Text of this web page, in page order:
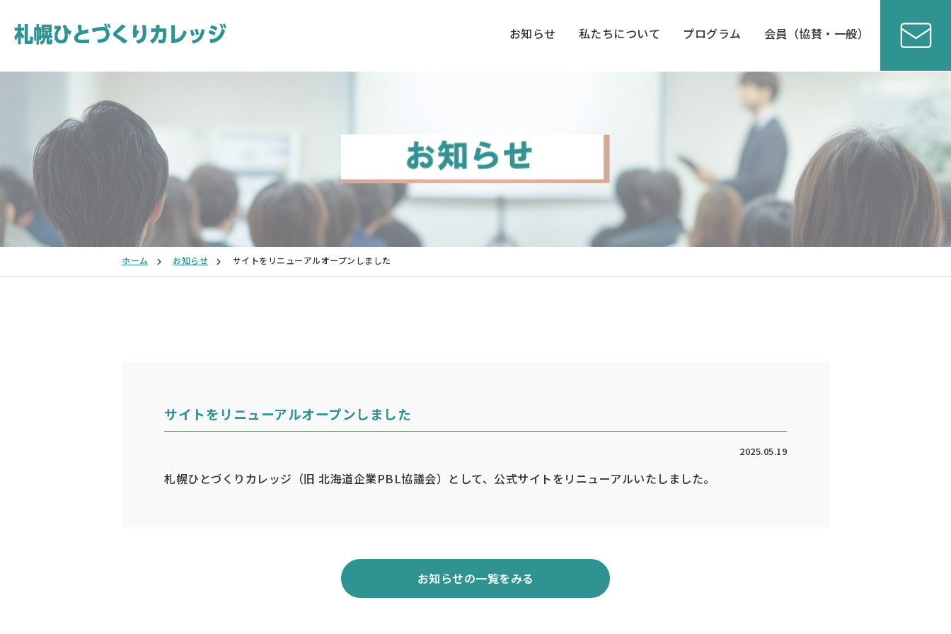
お知らせ 私たちについて プログラム 会員（協賛・一般）
ホーム お知らせ サイトをリニューアルオープンしました
サイトをリニューアルオープンしました
2025.05.19
札幌ひとづくりカレッジ（旧 北海道企業PBL協議会）として、公式サイトをリニューアルいたしました。
お知らせの一覧をみる